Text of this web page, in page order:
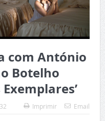
com António
Botelho
Imprimir Email